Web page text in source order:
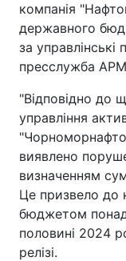
компанія
державного
за
пресслужба
"Відповідно до
управління
виявлено
визначенням
Це призвело до
бюджетом понад
половині 2024
релізі.